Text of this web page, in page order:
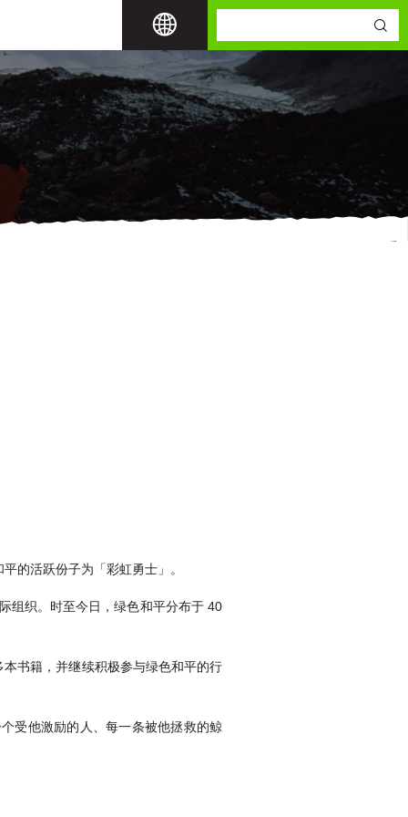
的活跃份子为「彩虹勇士」。
组织。时至今日，绿色和平分布于 40
书籍，并继续积极参与绿色和平的行
受他激励的人、每一条被他拯救的鲸